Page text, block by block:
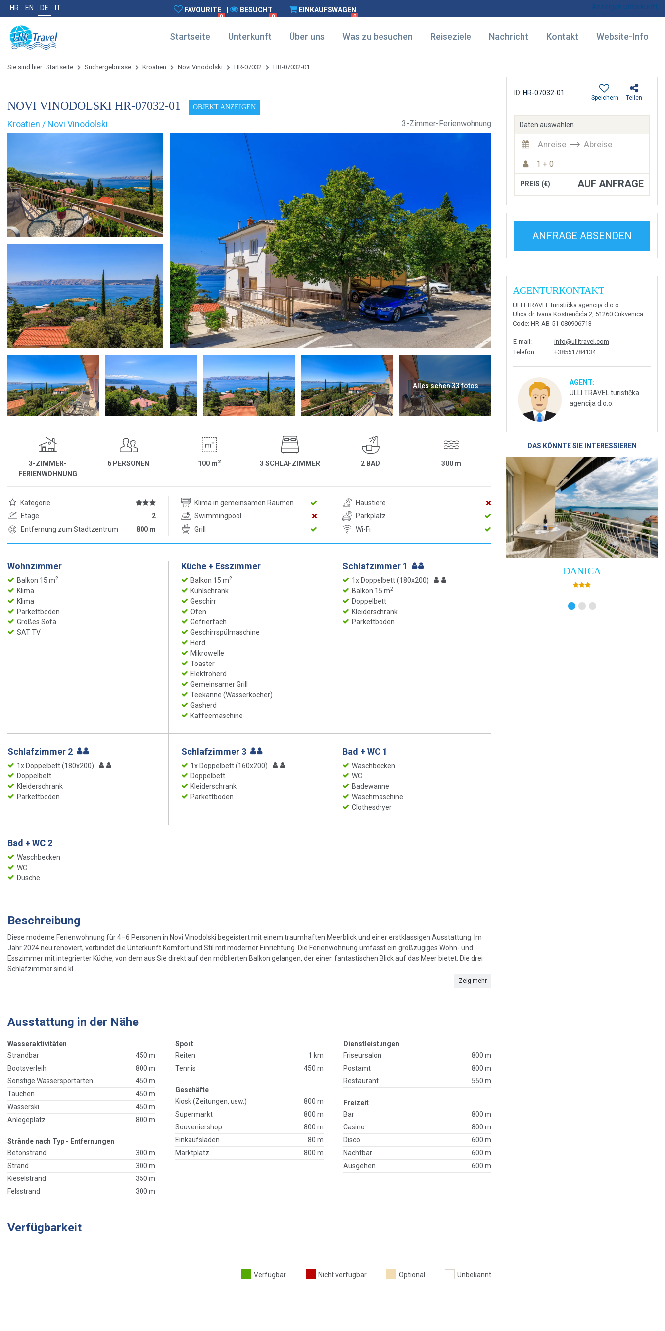
HR EN DE IT FAVOURITE
0
BESUCHT
0
EINKAUFSWAGEN
0
Anzeigen Unterkunft
Startseite Unterkunft Über uns Was zu besuchen Reiseziele Nachricht Kontakt Website-Info
Sie sind hier: Startseite Suchergebnisse Kroatien Novi Vinodolski HR-07032 HR-07032-01
NOVI VINODOLSKI HR-07032-01 OBJEKT ANZEIGEN
Kroatien / Novi Vinodolski 3-Zimmer-Ferienwohnung
Alles sehen 33 fotos
3-ZIMMER-
FERIENWOHNUNG
6 PERSONEN 100 m2 3 SCHLAFZIMMER 2 BAD 300 m
Kategorie Klima in gemeinsamen Räumen
Haustiere
Etage
2 Swimmingpool
Parkplatz
Entfernung zum Stadtzentrum
800 m Grill Wi-Fi
Wohnzimmer
Balkon 15 m2
Klima
Klima
Parkettboden
Großes Sofa
SAT TV
Küche + Esszimmer
Balkon 15 m2
Kühlschrank
Geschirr
Ofen
Gefrierfach
Geschirrspülmaschine
Herd
Mikrowelle
Toaster
Elektroherd
Gemeinsamer Grill
Teekanne (Wasserkocher)
Gasherd
Kaffeemaschine
Schlafzimmer 1
1x Doppelbett (180x200)
Balkon 15 m2
Doppelbett
Kleiderschrank
Parkettboden
Schlafzimmer 2
1x Doppelbett (180x200)
Doppelbett
Kleiderschrank
Parkettboden
Schlafzimmer 3
1x Doppelbett (160x200)
Doppelbett
Kleiderschrank
Parkettboden
Bad + WC 1
Waschbecken
WC
Badewanne
Waschmaschine
Clothesdryer
Bad + WC 2
Waschbecken
WC
Dusche
Beschreibung
Diese moderne Ferienwohnung für 4–6 Personen in Novi Vinodolski begeistert mit einem traumhaften Meerblick und einer erstklassigen Ausstattung. Im
Jahr 2024 neu renoviert, verbindet die Unterkunft Komfort und Stil mit moderner Einrichtung. Die Ferienwohnung umfasst ein großzügiges Wohn- und
Esszimmer mit integrierter Küche, von dem aus Sie direkt auf den möblierten Balkon gelangen, der einen fantastischen Blick auf das Meer bietet. Die drei
Schlafzimmer sind kl...
Zeig mehr
Ausstattung in der Nähe
Wasseraktivitäten
Strandbar
450 m
Bootsverleih
800 m
Sonstige Wassersportarten
450 m
Tauchen
450 m
Wasserski
450 m
Anlegeplatz
800 m
Strände nach Typ - Entfernungen
Betonstrand
300 m
Strand
300 m
Kieselstrand
350 m
Felsstrand
300 m
Sport
Reiten
1 km
Tennis
450 m
Geschäfte
Kiosk (Zeitungen, usw.)
800 m
Supermarkt
800 m
Souveniershop
800 m
Einkaufsladen
80 m
Marktplatz
800 m
Dienstleistungen
Friseursalon
800 m
Postamt
800 m
Restaurant
550 m
Freizeit
Bar
800 m
Casino
800 m
Disco
600 m
Nachtbar
600 m
Ausgehen
600 m
Verfügbarkeit
Verfügbar Nicht verfügbar Optional Unbekannt
ID: HR-07032-01
Teilen
Speichern
Daten auswählen
Anreise Abreise
1 + 0
PREIS (€) AUF ANFRAGE
ANFRAGE ABSENDEN
AGENTURKONTAKT
ULLI TRAVEL turistička agencija d.o.o.
Ulica dr. Ivana Kostrenčića 2, 51260 Crikvenica
Code: HR-AB-51-080906713
E-mail :
info@ullitravel.com
Telefon: +38551784134
AGENT:
ULLI TRAVEL turistička
agencija d.o.o.
DAS KÖNNTE SIE INTERESSIEREN
DANICA